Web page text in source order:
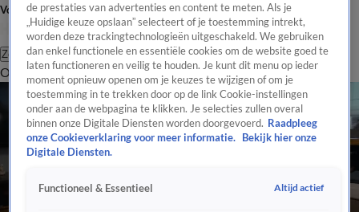
Volg Hart van Nederland
Zoeken
OverzichtRegioUitzendingenWeerTip de redactiePanelVideo's
de prestaties van advertenties en content te meten. Als je
„Huidige keuze opslaan” selecteert of je toestemming intrekt,
worden deze trackingtechnologieën uitgeschakeld. We gebruiken
dan enkel functionele en essentiële cookies om de website goed te
laten functioneren en veilig te houden. Je kunt dit menu op ieder
moment opnieuw openen om je keuzes te wijzigen of om je
toestemming in te trekken door op de link Cookie-instellingen
onder aan de webpagina te klikken. Je selecties zullen overal
binnen onze Digitale Diensten worden doorgevoerd. Raadpleeg
onze Cookieverklaring voor meer informatie.
Bekijk hier onze
Digitale Diensten.
Functioneel & Essentieel Altijd actief